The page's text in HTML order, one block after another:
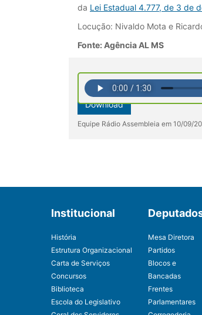
da Lei Estadual 4.777, de 3 de
Locução: Nivaldo Mota e
Fonte: Agência AL MS
Download
Equipe Rádio Assembleia em 10/09/
Institucional
História
Estrutura Organizacional
Carta de Serviços
Concursos
Biblioteca
Escola do Legislativo
Mesa Diretora
Partidos
Blocos e
Bancadas
Frentes
Parlamentares